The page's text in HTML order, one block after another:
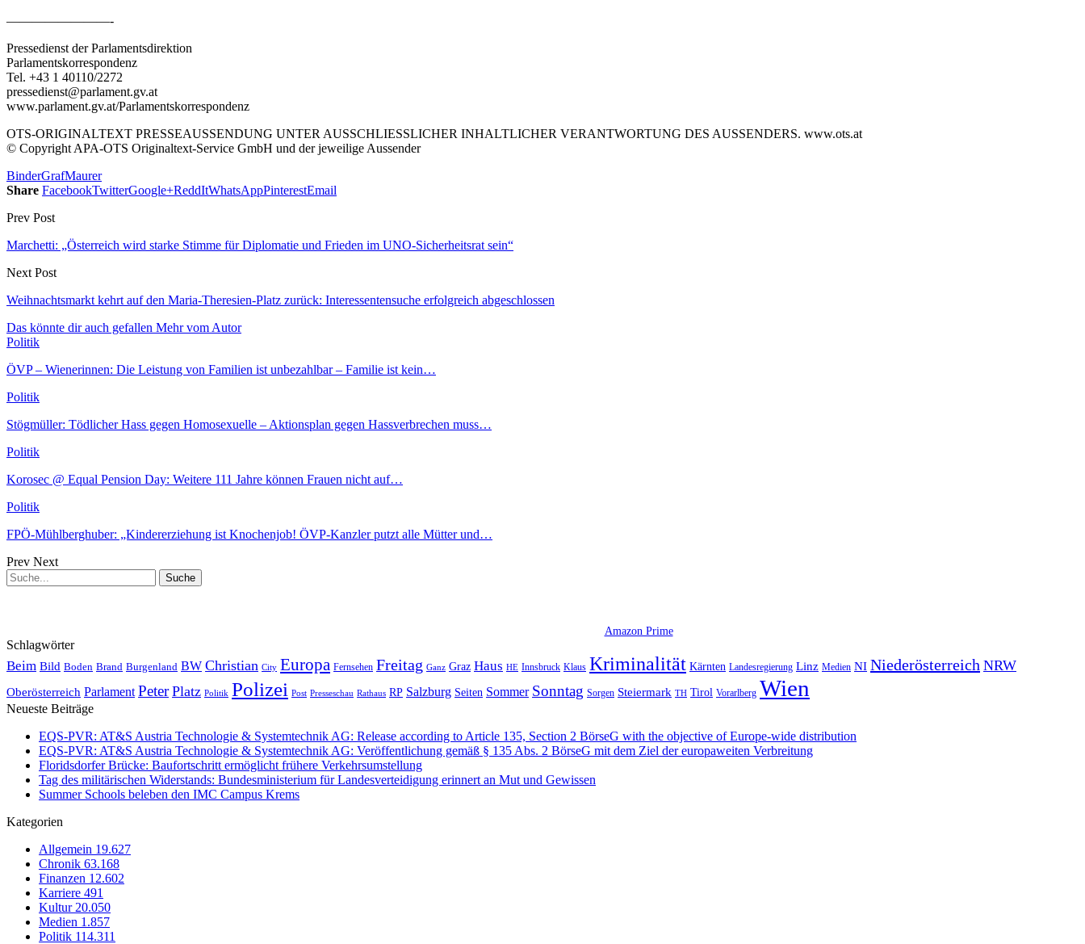
————————-
Pressedienst der Parlamentsdirektion
Parlamentskorrespondenz
Tel. +43 1 40110/2272
pressedienst@parlament.gv.at
www.parlament.gv.at/Parlamentskorrespondenz
OTS-ORIGINALTEXT PRESSEAUSSENDUNG UNTER AUSSCHLIESSLICHER INHALTLICHER VERANTWORTUNG DES AUSSENDERS. www.ots.at
© Copyright APA-OTS Originaltext-Service GmbH und der jeweilige Aussender
BinderGrafMaurer
Share FacebookTwitterGoogle+ReddItWhatsAppPinterestEmail
Prev Post
Marchetti: „Österreich wird starke Stimme für Diplomatie und Frieden im UNO-Sicherheitsrat sein“
Next Post
Weihnachtsmarkt kehrt auf den Maria-Theresien-Platz zurück: Interessentensuche erfolgreich abgeschlossen
Das könnte dir auch gefallen Mehr vom Autor
Politik
ÖVP – Wienerinnen: Die Leistung von Familien ist unbezahlbar – Familie ist kein…
Politik
Stögmüller: Tödlicher Hass gegen Homosexuelle – Aktionsplan gegen Hassverbrechen muss…
Politik
Korosec @ Equal Pension Day: Weitere 111 Jahre können Frauen nicht auf…
Politik
FPÖ-Mühlberghuber: „Kindererziehung ist Knochenjob! ÖVP-Kanzler putzt alle Mütter und…
Prev Next
Amazon Prime
Schlagwörter
Beim Bild Boden Brand Burgenland BW Christian City Europa Fernsehen Freitag Ganz Graz Haus HE Innsbruck Klaus Kriminalität Kärnten Landesregierung Linz Medien NI Niederösterreich NRW
Oberösterreich Parlament Peter Platz Politik Polizei Post Presseschau Rathaus RP Salzburg Seiten Sommer Sonntag Sorgen Steiermark TH Tirol Vorarlberg Wien
Neueste Beiträge
EQS-PVR: AT&S Austria Technologie & Systemtechnik AG: Release according to Article 135, Section 2 BörseG with the objective of Europe-wide distribution
EQS-PVR: AT&S Austria Technologie & Systemtechnik AG: Veröffentlichung gemäß § 135 Abs. 2 BörseG mit dem Ziel der europaweiten Verbreitung
Floridsdorfer Brücke: Baufortschritt ermöglicht frühere Verkehrsumstellung
Tag des militärischen Widerstands: Bundesministerium für Landesverteidigung erinnert an Mut und Gewissen
Summer Schools beleben den IMC Campus Krems
Kategorien
Allgemein 19.627
Chronik 63.168
Finanzen 12.602
Karriere 491
Kultur 20.050
Medien 1.857
Politik 114.311